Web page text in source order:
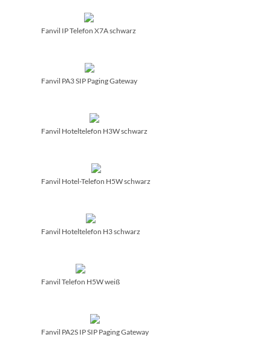
Fanvil IP Telefon X7A schwarz
Fanvil PA3 SIP Paging Gateway
Fanvil Hoteltelefon H3W schwarz
Fanvil Hotel-Telefon H5W schwarz
Fanvil Hoteltelefon H3 schwarz
Fanvil Telefon H5W weiß
Fanvil PA2S IP SIP Paging Gateway